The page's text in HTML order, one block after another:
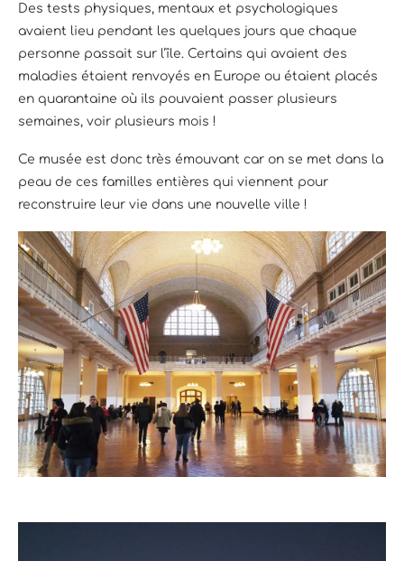
Des tests physiques, mentaux et psychologiques
avaient lieu pendant les quelques jours que chaque
personne passait sur l’île. Certains qui avaient des
maladies étaient renvoyés en Europe ou étaient placés
en quarantaine où ils pouvaient passer plusieurs
semaines, voir plusieurs mois !
Ce musée est donc très émouvant car on se met dans la
peau de ces familles entières qui viennent pour
reconstruire leur vie dans une nouvelle ville !